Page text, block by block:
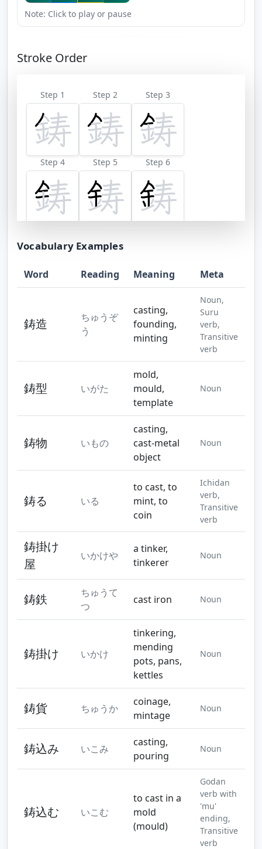
Note: Click to play or pause
Stroke Order
Step 1 Step 2 Step 3
Step 4 Step 5 Step 6
Step 13 Step 14 Step 15
Vocabulary Examples
Word Reading Meaning Meta
鋳造
ちゅうぞ
う
casting,
founding,
minting
Noun,
Suru
verb,
Transitive
verb
鋳型 いがた
mold,
mould,
template
Noun
鋳物 いもの
casting,
cast-metal
object
Noun
鋳る いる
to cast, to
mint, to
coin
Ichidan
verb,
Transitive
verb
鋳掛け
屋
いかけや
a tinker,
tinkerer
Noun
鋳鉄
ちゅうて
つ
cast iron Noun
鋳掛け いかけ
tinkering,
mending
pots, pans,
kettles
Noun
鋳貨 ちゅうか
coinage,
mintage
Noun
鋳込み いこみ
casting,
pouring
Noun
鋳込む いこむ
to cast in a
mold
(mould)
Godan
verb with
'mu'
ending,
Transitive
verb